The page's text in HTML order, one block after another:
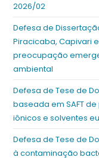
2026/02
Defesa de
Piracicaba, Capivari
preocupação
ambiental
Defesa de Tese de
baseada em SAFT
iônicos e solventes
Defesa de Tese de
à contaminação